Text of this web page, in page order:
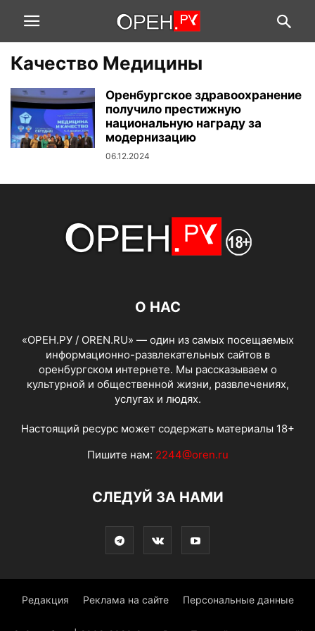
Качество Медицины
Оренбургское здравоохранение
получило престижную
национальную награду за
модернизацию
06.12.2024
О НАС
«ОРЕН.РУ / OREN.RU» — один из самых посещаемых
информационно-развлекательных сайтов в
оренбургском интернете. Мы рассказываем о
культурной и общественной жизни, развлечениях,
услугах и людях.
Настоящий ресурс может содержать материалы 18+
Пишите нам: 2244@oren.ru
СЛЕДУЙ ЗА НАМИ
Редакция Реклама на сайте Персональные данные